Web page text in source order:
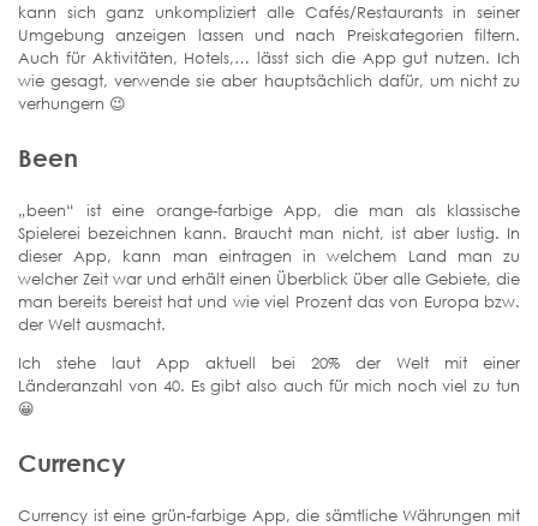
kann sich ganz unkompliziert alle Cafés/Restaurants in seiner
Umgebung anzeigen lassen und nach Preiskategorien filtern.
Auch für Aktivitäten, Hotels,… lässt sich die App gut nutzen. Ich
wie gesagt, verwende sie aber hauptsächlich dafür, um nicht zu
verhungern 😉
Been
„been“ ist eine orange-farbige App, die man als klassische
Spielerei bezeichnen kann. Braucht man nicht, ist aber lustig. In
dieser App, kann man eintragen in welchem Land man zu
welcher Zeit war und erhält einen Überblick über alle Gebiete, die
man bereits bereist hat und wie viel Prozent das von Europa bzw.
der Welt ausmacht.
Ich stehe laut App aktuell bei 20% der Welt mit einer
Länderanzahl von 40. Es gibt also auch für mich noch viel zu tun
😀
Currency
Currency ist eine grün-farbige App, die sämtliche Währungen mit